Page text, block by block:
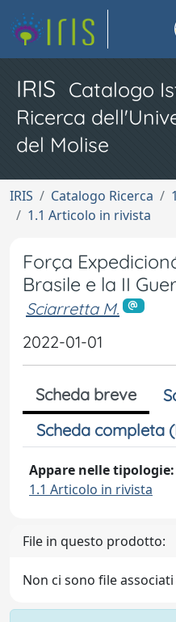
IRIS Catalogo
Ricerca
del Molise
IRIS Catalogo Ricerca
1.1 Articolo in rivista
Força
Brasile e la II
Sciarretta M.
2022-01-01
Scheda breve
Scheda completa
Appare nelle tipologie:
1.1 Articolo in rivista
File in questo prodotto:
Non ci sono file